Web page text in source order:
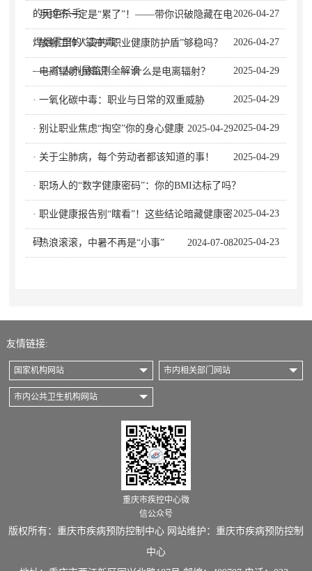
的无色杀手 2026-04-27
· 手抖不一定是“累了”！——带你识破隐藏在电
焊烟雾里的“锰中毒” 2026-04-27
· 放射工作人员的“职业健康防护盾”够稳吗？
——个人剂量监测全解读 2025-04-29
· 电离辐射小知识 —— 什么是电离辐射？
2025-04-29
· 一氧化碳中毒：职业与日常的双重威胁
2025-04-29
· 别让职业焦虑“掏空”你的身心健康 2025-04-29
· 关于尘肺病，每个劳动者都该知道的事！ 2025-04-29
· 职场人的“数字健康密码”：你的BMI达标了吗？
2025-04-23
· 职业健康报告别“瞎看”！这些结论暗藏健康密
码 2025-04-23
· 热浪滚滚，中暑不再是“小事” 2024-07-08
友情链接:
国家机构网站 市内相关部门网站
市内公共卫生机构网站
重庆市疾控中心微
信公众号
版权所有：重庆市疾病预防控制中心 网站维护：重庆市疾病预防控制
中心